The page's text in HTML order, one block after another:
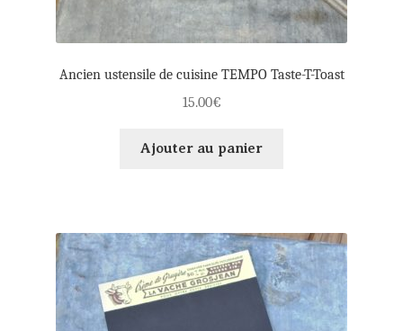
Ancien ustensile de cuisine TEMPO Taste-T-Toast
15.00€
Ajouter au panier